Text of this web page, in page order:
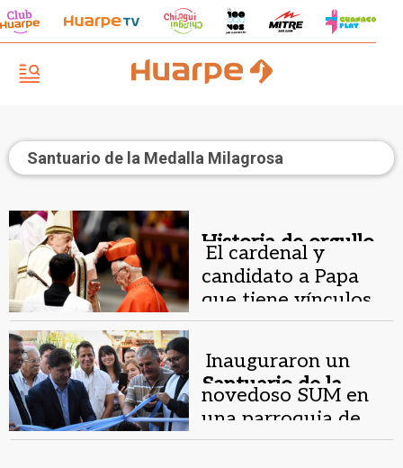
Santuario de la Medalla Milagrosa
Historia de orgullo .
El cardenal y
candidato a Papa
que tiene vínculos
con una iglesia de
Santuario de la
Medalla Milagrosa.
Inauguraron un
novedoso SUM en
una parroquia de
Santa Lucía